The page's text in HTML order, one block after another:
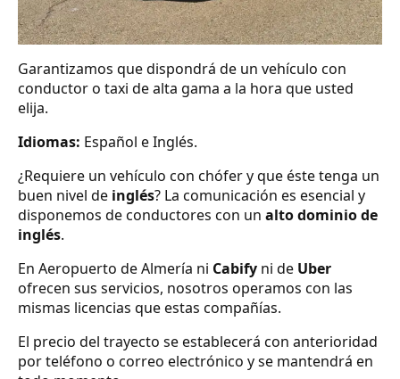
Garantizamos que dispondrá de un vehículo con
conductor o taxi de alta gama a la hora que usted
elija.
Idiomas: Español e Inglés.
¿Requiere un vehículo con chófer y que éste tenga un
buen nivel de inglés? La comunicación es esencial y
disponemos de conductores con un alto dominio de
inglés.
En Aeropuerto de Almería ni Cabify ni de Uber
ofrecen sus servicios, nosotros operamos con las
mismas licencias que estas compañías.
El precio del trayecto se establecerá con anterioridad
por teléfono o correo electrónico y se mantendrá en